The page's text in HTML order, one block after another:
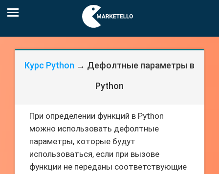
Курс Python → Дефолтные параметры в
Python
При определении функций в Python
можно использовать дефолтные
параметры, которые будут
использоваться, если при вызове
функции не переданы соответствующие